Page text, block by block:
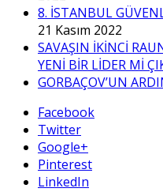
8. İSTANBUL
21 Kasım 2022
SAVAŞIN İKİNCİ
YENİ BİR LİDER Mİ
GORBAÇOV’UN
Facebook
Twitter
Google+
Pinterest
LinkedIn